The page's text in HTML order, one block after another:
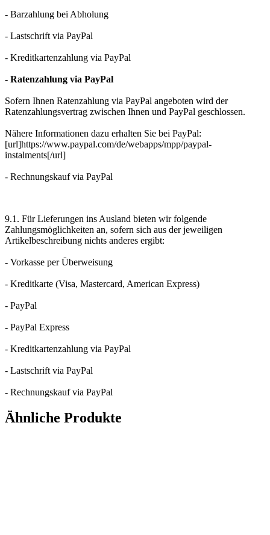
- Barzahlung bei Abholung
- Lastschrift via PayPal
- Kreditkartenzahlung via PayPal
- Ratenzahlung via PayPal
Sofern Ihnen Ratenzahlung via PayPal angeboten wird der
Ratenzahlungsvertrag zwischen Ihnen und PayPal geschlossen.
Nähere Informationen dazu erhalten Sie bei PayPal:
[url]https://www.paypal.com/de/webapps/mpp/paypal-
instalments[/url]
- Rechnungskauf via PayPal
9.1. Für Lieferungen ins Ausland bieten wir folgende
Zahlungsmöglichkeiten an, sofern sich aus der jeweiligen
Artikelbeschreibung nichts anderes ergibt:
- Vorkasse per Überweisung
- Kreditkarte (Visa, Mastercard, American Express)
- PayPal
- PayPal Express
- Kreditkartenzahlung via PayPal
- Lastschrift via PayPal
- Rechnungskauf via PayPal
Ähnliche Produkte